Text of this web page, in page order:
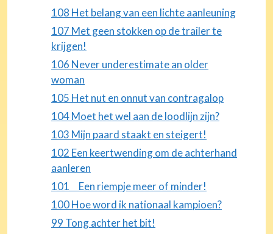
108 Het belang van een lichte aanleuning
107 Met geen stokken op de trailer te
krijgen!
106 Never underestimate an older
woman
105 Het nut en onnut van contragalop
104 Moet het wel aan de loodlijn zijn?
103 Mijn paard staakt en steigert!
102 Een keertwending om de achterhand
aanleren
101 Een riempje meer of minder!
100 Hoe word ik nationaal kampioen?
99 Tong achter het bit!